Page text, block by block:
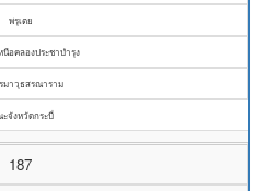
พรุเตย
นือคลองประชาบำรุง
มาวุธสรณาราม
จังหวัดกระบี่
187